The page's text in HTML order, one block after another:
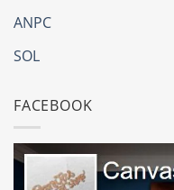
ANPC
SOL
FACEBOOK